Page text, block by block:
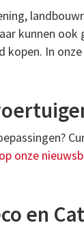
kunnen
In
onze
en